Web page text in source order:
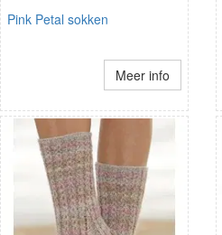
Pink Petal sokken
Meer info